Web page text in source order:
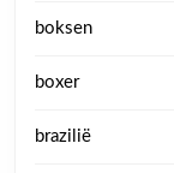
boksen
boxer
brazilië